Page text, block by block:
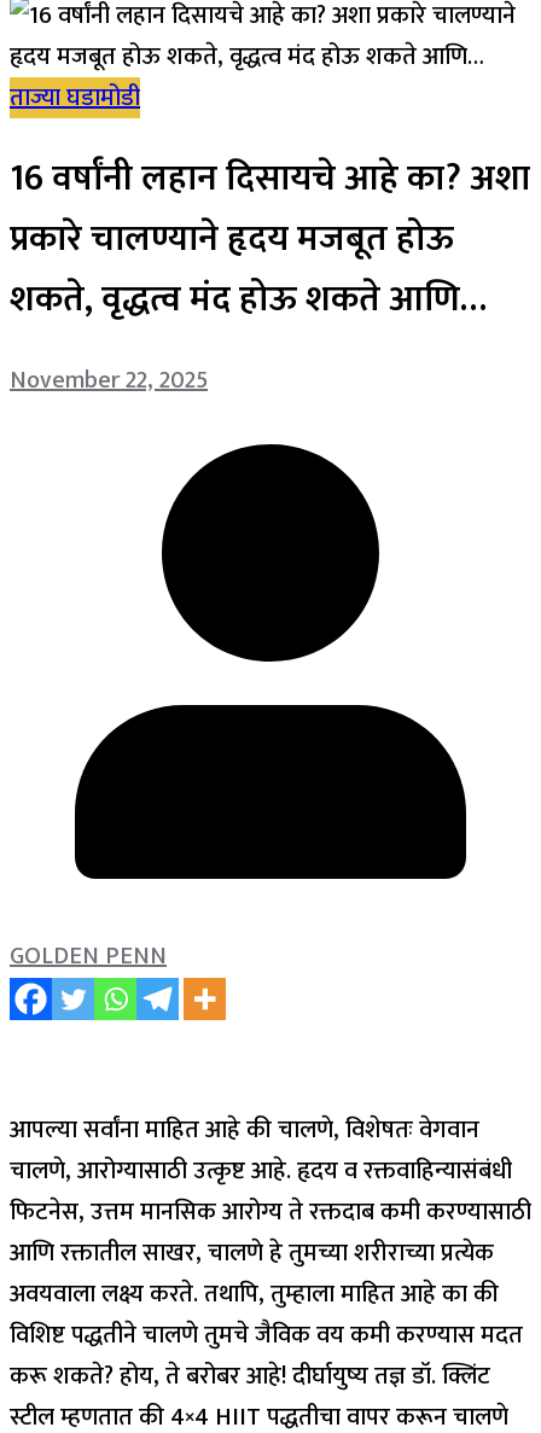
ताज्या घडामोडी
16 वर्षांनी लहान दिसायचे आहे का? अशा
प्रकारे चालण्याने हृदय मजबूत होऊ
शकते, वृद्धत्व मंद होऊ शकते आणि…
November 22, 2025
GOLDEN PENN
आपल्या सर्वांना माहित आहे की चालणे, विशेषतः वेगवान
चालणे, आरोग्यासाठी उत्कृष्ट आहे. हृदय व रक्तवाहिन्यासंबंधी
फिटनेस, उत्तम मानसिक आरोग्य ते रक्तदाब कमी करण्यासाठी
आणि रक्तातील साखर, चालणे हे तुमच्या शरीराच्या प्रत्येक
अवयवाला लक्ष्य करते.तथापि, तुम्हाला माहित आहे का की
विशिष्ट पद्धतीने चालणे तुमचे जैविक वय कमी करण्यास मदत
करू शकते? होय, ते बरोबर आहे! दीर्घायुष्य तज्ञ डॉ. क्लिंट
स्टील म्हणतात की 4×4 HIIT पद्धतीचा वापर करून चालणे